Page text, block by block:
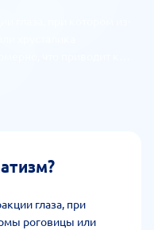
глаза, при
роговицы или